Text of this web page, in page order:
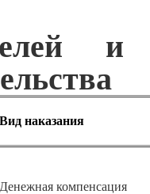
Вид наказания
Денежная компенсация